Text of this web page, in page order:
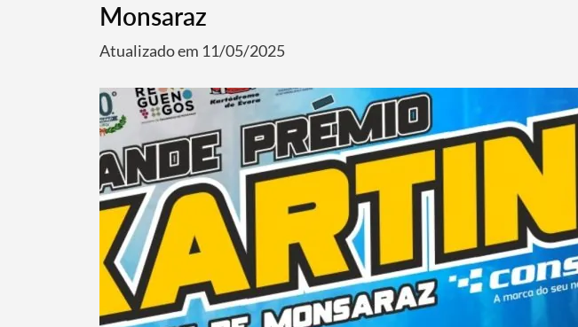
Monsaraz
Atualizado em 11/05/2025